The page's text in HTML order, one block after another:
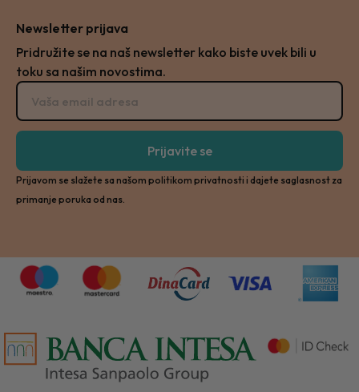
Newsletter prijava
Pridružite se na naš newsletter kako biste uvek bili u
toku sa našim novostima.
Prijavite se
Prijavom se slažete sa našom politikom privatnosti i dajete saglasnost za
primanje poruka od nas.